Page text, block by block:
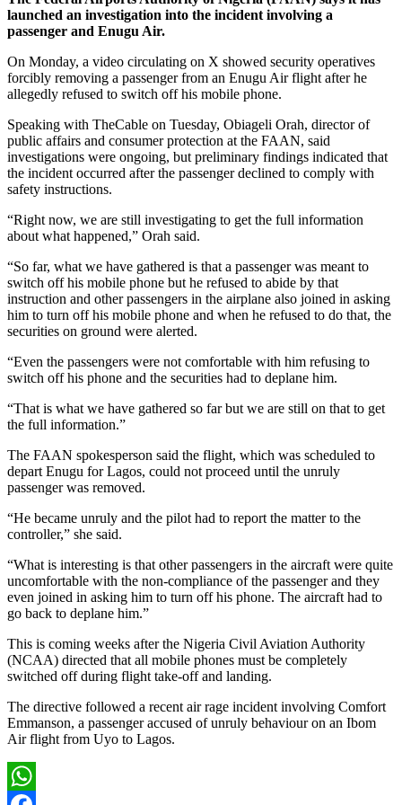
launched an investigation into the incident involving a
passenger and Enugu Air.
On Monday, a video circulating on X showed security operatives
forcibly removing a passenger from an Enugu Air flight after he
allegedly refused to switch off his mobile phone.
Speaking with TheCable on Tuesday, Obiageli Orah, director of
public affairs and consumer protection at the FAAN, said
investigations were ongoing, but preliminary findings indicated that
the incident occurred after the passenger declined to comply with
safety instructions.
“Right now, we are still investigating to get the full information
about what happened,” Orah said.
“So far, what we have gathered is that a passenger was meant to
switch off his mobile phone but he refused to abide by that
instruction and other passengers in the airplane also joined in asking
him to turn off his mobile phone and when he refused to do that, the
securities on ground were alerted.
“Even the passengers were not comfortable with him refusing to
switch off his phone and the securities had to deplane him.
“That is what we have gathered so far but we are still on that to get
the full information.”
The FAAN spokesperson said the flight, which was scheduled to
depart Enugu for Lagos, could not proceed until the unruly
passenger was removed.
“He became unruly and the pilot had to report the matter to the
controller,” she said.
“What is interesting is that other passengers in the aircraft were quite
uncomfortable with the non-compliance of the passenger and they
even joined in asking him to turn off his phone. The aircraft had to
go back to deplane him.”
This is coming weeks after the Nigeria Civil Aviation Authority
(NCAA) directed that all mobile phones must be completely
switched off during flight take-off and landing.
The directive followed a recent air rage incident involving Comfort
Emmanson, a passenger accused of unruly behaviour on an Ibom
Air flight from Uyo to Lagos.